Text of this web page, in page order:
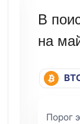
В
на
Порог